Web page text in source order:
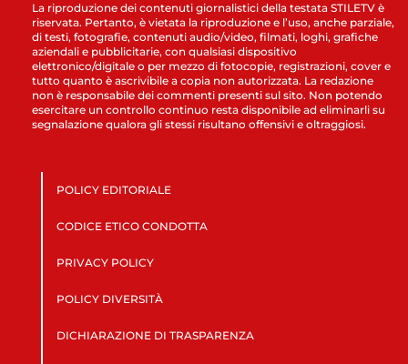
La riproduzione dei contenuti giornalistici della testata STILETV è
riservata. Pertanto, è vietata la riproduzione e l’uso, anche parziale,
di testi, fotografie, contenuti audio/video, filmati, loghi, grafiche
aziendali e pubblicitarie, con qualsiasi dispositivo
elettronico/digitale o per mezzo di fotocopie, registrazioni, cover e
tutto quanto è ascrivibile a copia non autorizzata. La redazione
non è responsabile dei commenti presenti sul sito. Non potendo
esercitare un controllo continuo resta disponibile ad eliminarli su
segnalazione qualora gli stessi risultano offensivi e oltraggiosi.
POLICY EDITORIALE
CODICE ETICO CONDOTTA
PRIVACY POLICY
POLICY DIVERSITÀ
DICHIARAZIONE DI TRASPARENZA